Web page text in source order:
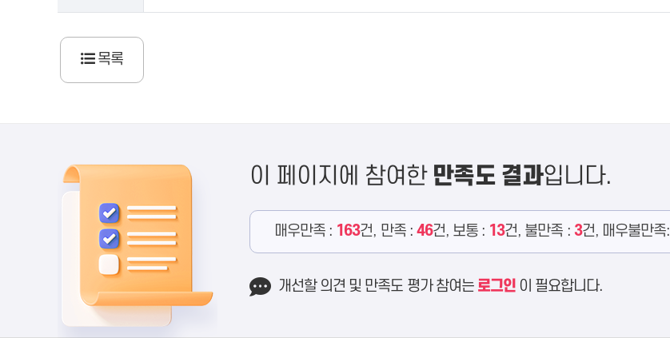
목록
이 페이지에 참여한 만족도 결과입니다.
매우만족 : 163건, 만족 : 46건, 보통 : 13건, 불만족 : 3건, 매우불만족:
개선할 의견 및 만족도 평가 참여는 로그인 이 필요합니다.